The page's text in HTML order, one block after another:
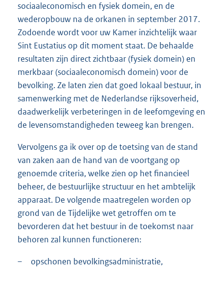
sociaaleconomisch en fysiek domein, en de
wederopbouw na de orkanen in september 2017.
Zodoende wordt voor uw Kamer inzichtelijk waar
Sint Eustatius op dit moment staat. De behaalde
resultaten zijn direct zichtbaar (fysiek domein) en
merkbaar (sociaaleconomisch domein) voor de
bevolking. Ze laten zien dat goed lokaal bestuur, in
samenwerking met de Nederlandse rijksoverheid,
daadwerkelijk verbeteringen in de leefomgeving en
de levensomstandigheden teweeg kan brengen.
Vervolgens ga ik over op de toetsing van de stand
van zaken aan de hand van de voortgang op
genoemde criteria, welke zien op het financieel
beheer, de bestuurlijke structuur en het ambtelijk
apparaat. De volgende maatregelen worden op
grond van de Tijdelijke wet getroffen om te
bevorderen dat het bestuur in de toekomst naar
behoren zal kunnen functioneren:
– opschonen bevolkingsadministratie,